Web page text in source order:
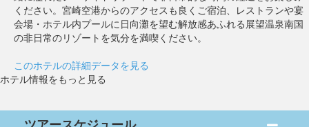
ください。宮崎空港からのアクセスも良くご宿泊、レストランや宴
会場・ホテル内プールに日向灘を望む解放感あふれる展望温泉南国
の非日常のリゾートを気分を満喫ください。
このホテルの詳細データを見る
ホテル情報をもっと見る